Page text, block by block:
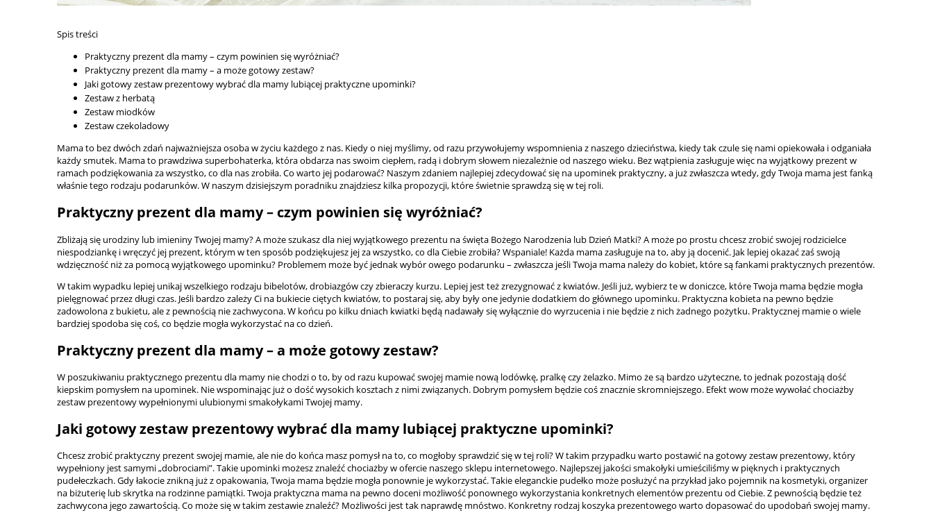
Spis treści
Praktyczny prezent dla mamy – czym powinien się wyróżniać?
Praktyczny prezent dla mamy – a może gotowy zestaw?
Jaki gotowy zestaw prezentowy wybrać dla mamy lubiącej praktyczne upominki?
Zestaw z herbatą
Zestaw miodków
Zestaw czekoladowy
Mama to bez dwóch zdań najważniejsza osoba w życiu każdego z nas. Kiedy o niej myślimy, od razu przywołujemy wspomnienia z naszego dzieciństwa, kiedy tak czule się nami opiekowała i odganiała
każdy smutek. Mama to prawdziwa superbohaterka, która obdarza nas swoim ciepłem, radą i dobrym słowem niezależnie od naszego wieku. Bez wątpienia zasługuje więc na wyjątkowy prezent w
ramach podziękowania za wszystko, co dla nas zrobiła. Co warto jej podarować? Naszym zdaniem najlepiej zdecydować się na upominek praktyczny, a już zwłaszcza wtedy, gdy Twoja mama jest fanką
właśnie tego rodzaju podarunków. W naszym dzisiejszym poradniku znajdziesz kilka propozycji, które świetnie sprawdzą się w tej roli.
Praktyczny prezent dla mamy – czym powinien się wyróżniać?
Zbliżają się urodziny lub imieniny Twojej mamy? A może szukasz dla niej wyjątkowego prezentu na święta Bożego Narodzenia lub Dzień Matki? A może po prostu chcesz zrobić swojej rodzicielce
niespodziankę i wręczyć jej prezent, którym w ten sposób podziękujesz jej za wszystko, co dla Ciebie zrobiła? Wspaniale! Każda mama zasługuje na to, aby ją docenić. Jak lepiej okazać zaś swoją
wdzięczność niż za pomocą wyjątkowego upominku? Problemem może być jednak wybór owego podarunku – zwłaszcza jeśli Twoja mama należy do kobiet, które są fankami praktycznych prezentów.
W takim wypadku lepiej unikaj wszelkiego rodzaju bibelotów, drobiazgów czy zbieraczy kurzu. Lepiej jest też zrezygnować z kwiatów. Jeśli już, wybierz te w doniczce, które Twoja mama będzie mogła
pielęgnować przez długi czas. Jeśli bardzo zależy Ci na bukiecie ciętych kwiatów, to postaraj się, aby były one jedynie dodatkiem do głównego upominku. Praktyczna kobieta na pewno będzie
zadowolona z bukietu, ale z pewnością nie zachwycona. W końcu po kilku dniach kwiatki będą nadawały się wyłącznie do wyrzucenia i nie będzie z nich żadnego pożytku. Praktycznej mamie o wiele
bardziej spodoba się coś, co będzie mogła wykorzystać na co dzień.
Praktyczny prezent dla mamy – a może gotowy zestaw?
W poszukiwaniu praktycznego prezentu dla mamy nie chodzi o to, by od razu kupować swojej mamie nową lodówkę, pralkę czy żelazko. Mimo że są bardzo użyteczne, to jednak pozostają dość
kiepskim pomysłem na upominek. Nie wspominając już o dość wysokich kosztach z nimi związanych. Dobrym pomysłem będzie coś znacznie skromniejszego. Efekt wow może wywołać chociażby
zestaw prezentowy wypełnionymi ulubionymi smakołykami Twojej mamy.
Jaki gotowy zestaw prezentowy wybrać dla mamy lubiącej praktyczne upominki?
Chcesz zrobić praktyczny prezent swojej mamie, ale nie do końca masz pomysł na to, co mogłoby sprawdzić się w tej roli? W takim przypadku warto postawić na gotowy zestaw prezentowy, który
wypełniony jest samymi „dobrociami”. Takie upominki możesz znaleźć chociażby w ofercie naszego sklepu internetowego. Najlepszej jakości smakołyki umieściliśmy w pięknych i praktycznych
pudełeczkach. Gdy łakocie znikną już z opakowania, Twoja mama będzie mogła ponownie je wykorzystać. Takie eleganckie pudełko może posłużyć na przykład jako pojemnik na kosmetyki, organizer
na biżuterię lub skrytka na rodzinne pamiątki. Twoja praktyczna mama na pewno doceni możliwość ponownego wykorzystania konkretnych elementów prezentu od Ciebie. Z pewnością będzie też
zachwycona jego zawartością. Co może się w takim zestawie znaleźć? Możliwości jest tak naprawdę mnóstwo. Konkretny rodzaj koszyka prezentowego warto dopasować do upodobań swojej mamy.